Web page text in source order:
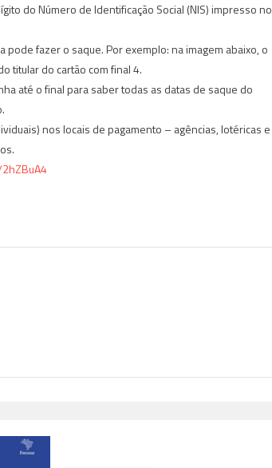
do Número de Identificação Social (NIS) impresso no
fazer o saque. Por exemplo: na imagem abaixo, o
titular do cartão com final 4.
até o final para saber todas as datas de saque do
nos locais de pagamento – agências, lotéricas e